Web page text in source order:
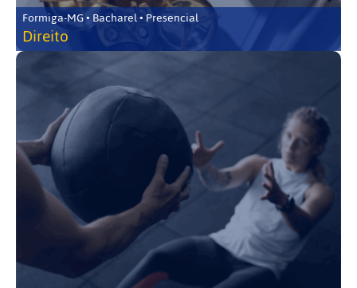
Formiga-MG • Bacharel • Presencial
Direito